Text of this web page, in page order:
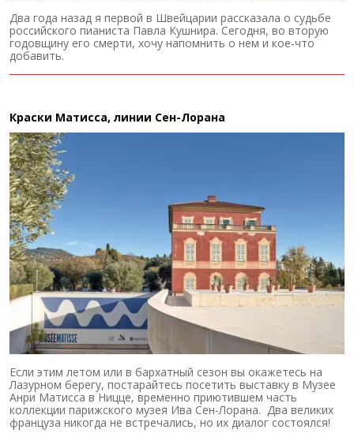
Два года назад я первой в Швейцарии рассказала о судьбе
российского пианиста Павла Кушнира. Сегодня, во вторую
годовщину его смерти, хочу напомнить о нем и кое-что
добавить.
Краски Матисса, линии Сен-Лорана
Если этим летом или в бархатный сезон вы окажетесь на
Лазурном берегу, постарайтесь посетить выставку в Музее
Анри Матисса в Ницце, временно приютившем часть
коллекции парижского музея Ива Сен-Лорана. Два великих
француза никогда не встречались, но их диалог состоялся!